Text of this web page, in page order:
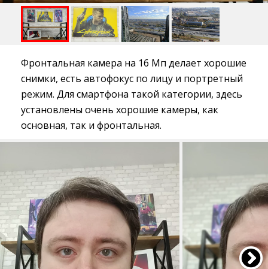
Фронтальная камера на 16 Мп делает хорошие
снимки, есть автофокус по лицу и портретный
режим. Для смартфона такой категории, здесь
установлены очень хорошие камеры, как
основная, так и фронтальная.